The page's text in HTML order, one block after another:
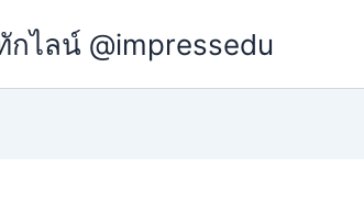
ไลน์ @impressedu